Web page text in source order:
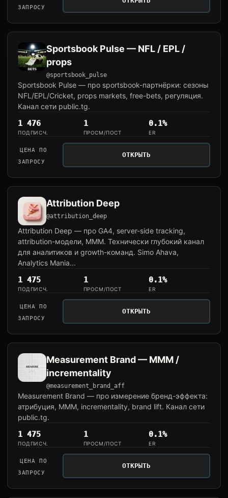
ЗАПРОСУ
Sportsbook Pulse — NFL / EPL /
props
@sportsbook_pulse
Sportsbook Pulse — про sportsbook-партнёрки: сезоны
NFL/EPL/Cricket, props markets, free-bets, регуляция.
Канал сети public.tg.
1 476
ПОДПИСЧ.
1
ПРОСМ/ПОСТ
0.1%
ER
ЦЕНА ПО
ЗАПРОСУ
ОТКРЫТЬ
Attribution Deep
@attribution_deep
Attribution Deep — про GA4, server-side tracking,
attribution-модели, MMM. Технически глубокий канал
для аналитиков и growth-команд. Simo Ahava,
Analytics Mania...
1 475
ПОДПИСЧ.
1
ПРОСМ/ПОСТ
0.1%
ER
ЦЕНА ПО
ЗАПРОСУ
ОТКРЫТЬ
Measurement Brand — MMM /
incrementality
@measurement_brand_aff
Measurement Brand — про измерение бренд-эффекта:
атрибуция, MMM, incrementality, brand lift. Канал сети
public.tg.
1 475
ПОДПИСЧ.
1
ПРОСМ/ПОСТ
0.1%
ER
ЦЕНА ПО
ЗАПРОСУ
ОТКРЫТЬ